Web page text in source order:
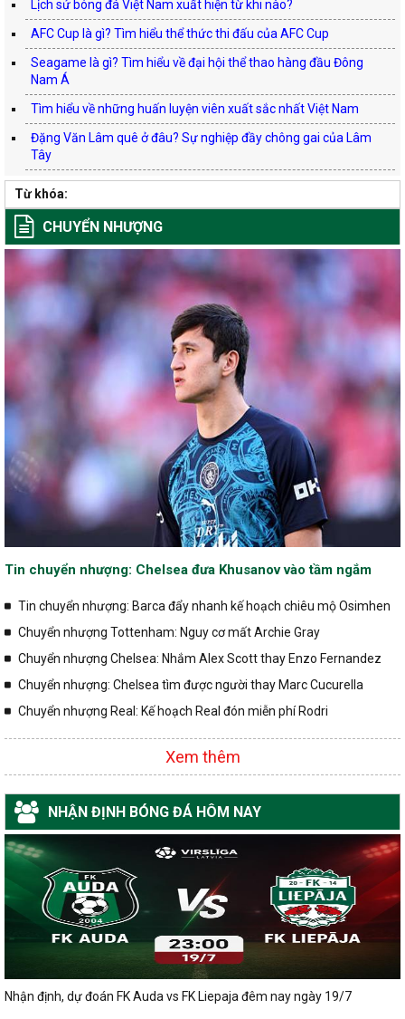
Lịch sử bóng đá Việt Nam xuất hiện từ khi nào?
AFC Cup là gì? Tìm hiểu thể thức thi đấu của AFC Cup
Seagame là gì? Tìm hiểu về đại hội thể thao hàng đầu Đông
Nam Á
Tìm hiểu về những huấn luyện viên xuất sắc nhất Việt Nam
Đặng Văn Lâm quê ở đâu? Sự nghiệp đầy chông gai của Lâm
Tây
Từ khóa:
CHUYỂN NHƯỢNG
Tin chuyển nhượng: Chelsea đưa Khusanov vào tầm ngắm
Tin chuyển nhượng: Barca đẩy nhanh kế hoạch chiêu mộ Osimhen
Chuyển nhượng Tottenham: Nguy cơ mất Archie Gray
Chuyển nhượng Chelsea: Nhắm Alex Scott thay Enzo Fernandez
Chuyển nhượng: Chelsea tìm được người thay Marc Cucurella
Chuyển nhượng Real: Kế hoạch Real đón miễn phí Rodri
Xem thêm
NHẬN ĐỊNH BÓNG ĐÁ HÔM NAY
Nhận định, dự đoán FK Auda vs FK Liepaja đêm nay ngày 19/7